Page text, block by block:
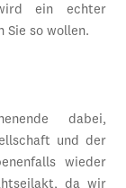
ein echter
Sie so wollen.
dabei,
und der
wieder
da wir